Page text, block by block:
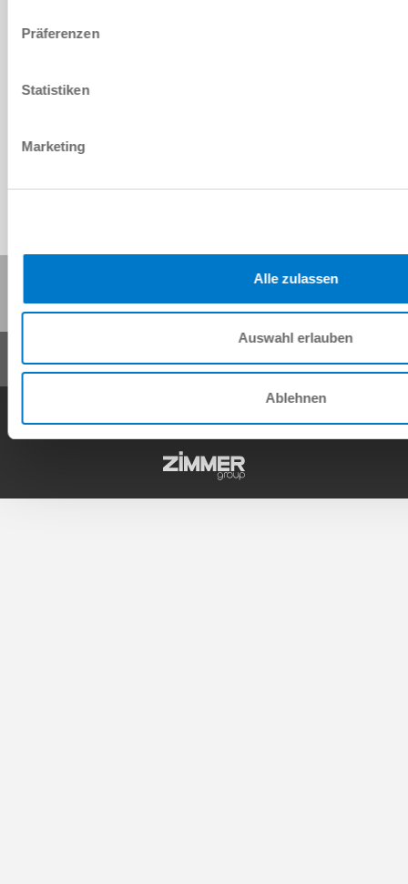
Präferenzen
Statistiken
Marketing
Alle zulassen
Auswahl erlauben
Ablehnen
Diese Seite teilen:
Kontakt